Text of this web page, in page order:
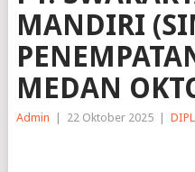
MANDIRI
MEDAN
Admin 22 Oktober 2025